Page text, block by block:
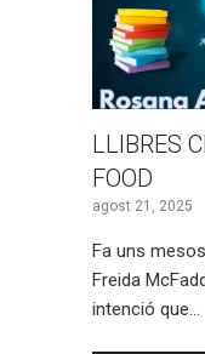
LLIBRES
FOOD
agost 21, 2025
Fa uns
Freida
intenció que…